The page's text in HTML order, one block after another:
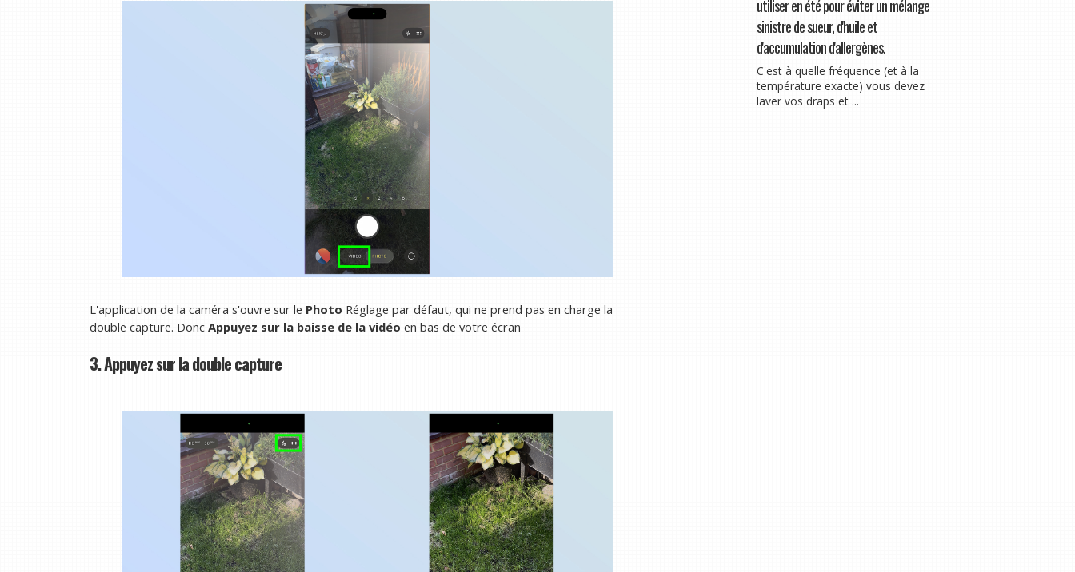
L'application de la caméra s'ouvre sur le Photo Réglage par défaut, qui ne prend pas en charge la
double capture. Donc Appuyez sur la baisse de la vidéo en bas de votre écran
3. Appuyez sur la double capture
utiliser en été pour éviter un mélange
sinistre de sueur, d'huile et
d'accumulation d'allergènes.
C'est à quelle fréquence (et à la
température exacte) vous devez
laver vos draps et ...